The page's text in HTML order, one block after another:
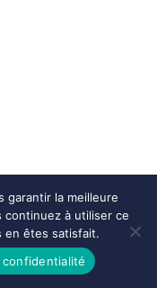
garantir la meilleure
à utiliser ce
en êtes satisfait.